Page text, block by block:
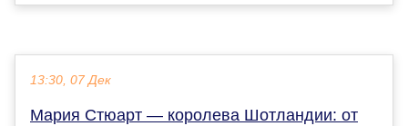
13:30, 07 Дек
Мария Стюарт — королева Шотландии: от